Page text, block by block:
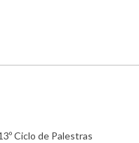
Ciclo de Palestras